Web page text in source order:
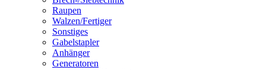
Raupen
Walzen/Fertiger
Sonstiges
Gabelstapler
Anhänger
Generatoren